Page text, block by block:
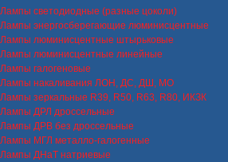
Лампы светодиодные (разные цоколи)
Лампы энергосберегающие люминисцентные
Лампы люминисцентные штырьковые
Лампы люминисцентные линейные
Лампы галогеновые
Лампы накаливания ЛОН, ДС, ДШ, МО
Лампы зеркальные R39, R50, R63, R80, ИКЗК
Лампы ДРЛ дроссельные
Лампы ДРВ без дроссельные
Лампы МГЛ металло-галогенные
Лампы ДНаТ натриевые